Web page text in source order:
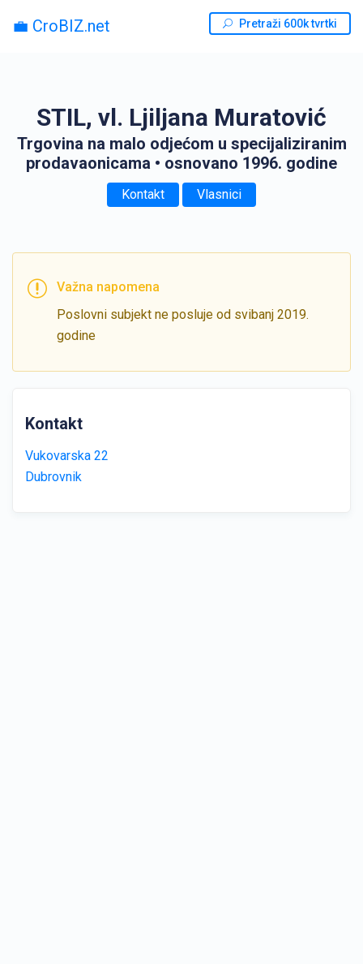
💼 CroBIZ.net Pretraži 600k tvrtki
STIL, vl. Ljiljana Muratović
Trgovina na malo odjećom u specijaliziranim
prodavaonicama • osnovano 1996. godine
Kontakt Vlasnici
Važna napomena
Poslovni subjekt ne posluje od svibanj 2019.
godine
Kontakt
Vukovarska 22
Dubrovnik